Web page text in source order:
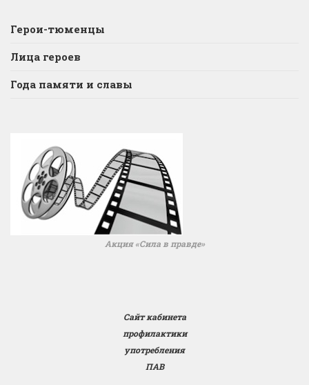
Герои-тюменцы
Лица героев
Года памяти и славы
Акция «Сила в правде»
Сайт кабинета
профилактики
употребления
ПАВ